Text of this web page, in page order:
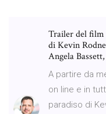
Trailer del film
di Kevin
Angela
A partire da
on line e in
paradiso di